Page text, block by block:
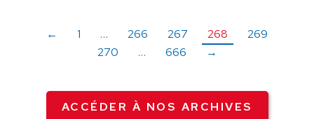
← 1 … 266 267 268
269
270
… 666 →
ACCÉDER À NOS ARCHIVES